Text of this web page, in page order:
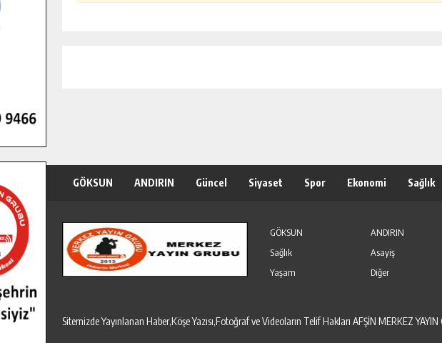
GÖKSUN ANDIRIN Güncel Siyaset Spor Ekonomi Sağlık
GÖKSUN ANDIRIN
Sağlık
Asayiş
Yaşam
Diğer
Sitemizde Yayınlanan Haber,Köşe Yazısı,Fotoğraf ve Videoların Telif Hakları AFŞİN MERKEZ